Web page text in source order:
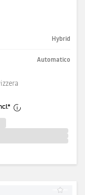
Hybrid
Automatico
*